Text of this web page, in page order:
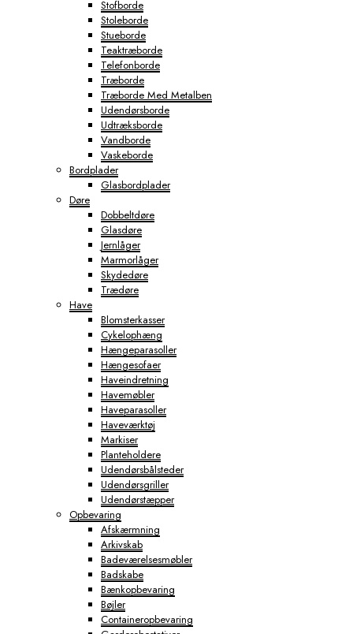
Stofborde
Stoleborde
Stueborde
Teaktræborde
Telefonborde
Træborde
Træborde Med Metalben
Udendørsborde
Udtræksborde
Vandborde
Vaskeborde
Bordplader
Glasbordplader
Døre
Dobbeltdøre
Glasdøre
Jernlåger
Marmorlåger
Skydedøre
Trædøre
Have
Blomsterkasser
Cykelophæng
Hængeparasoller
Hængesofaer
Haveindretning
Havemøbler
Haveparasoller
Haveværktøj
Markiser
Planteholdere
Udendørsbålsteder
Udendørsgriller
Udendørstæpper
Opbevaring
Afskærmning
Arkivskab
Badeværelsesmøbler
Badskabe
Bænkopbevaring
Bøjler
Containeropbevaring